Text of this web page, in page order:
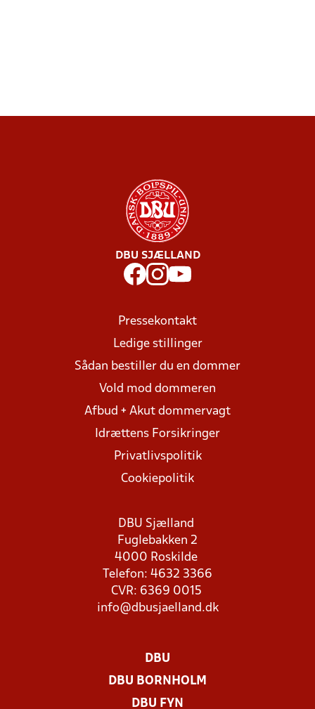
DBU SJÆLLAND
Pressekontakt
Ledige stillinger
Sådan bestiller du en dommer
Vold mod dommeren
Afbud + Akut dommervagt
Idrættens Forsikringer
Privatlivspolitik
Cookiepolitik
DBU Sjælland
Fuglebakken 2
4000 Roskilde
Telefon: 4632 3366
CVR: 6369 0015
info@dbusjaelland.dk
DBU
DBU BORNHOLM
DBU FYN